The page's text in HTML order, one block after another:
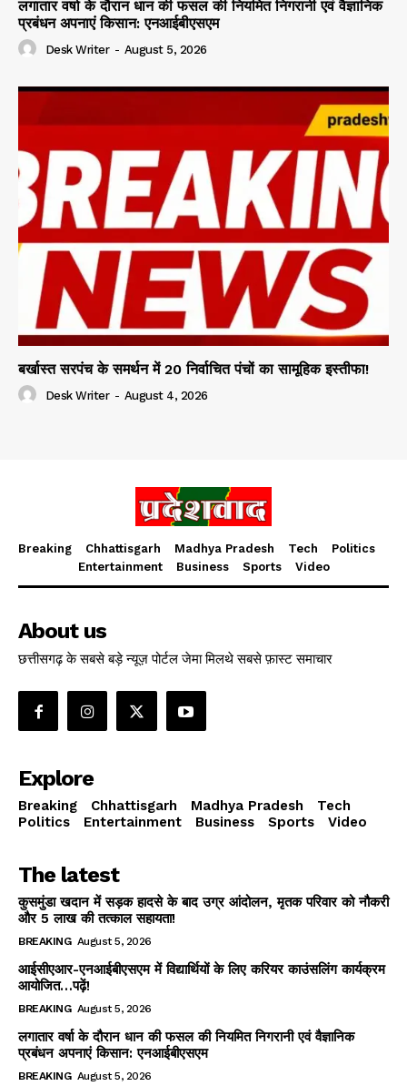
लगातार वर्षा के दौरान धान की फसल की नियमित निगरानी एवं वैज्ञानिक
प्रबंधन अपनाएं किसान: एनआईबीएसएम
Desk Writer - August 5, 2026
बर्खास्त सरपंच के समर्थन में 20 निर्वाचित पंचों का सामूहिक इस्तीफा!
Desk Writer - August 4, 2026
Breaking Chhattisgarh Madhya Pradesh Tech
Politics
Entertainment
Business Sports Video
About us
छत्तीसगढ़ के सबसे बड़े न्यूज़ पोर्टल जेमा मिलथे सबसे फ़ास्ट समाचार
Explore
Breaking Chhattisgarh Madhya Pradesh
Tech
Politics
Entertainment Business Sports Video
The latest
कुसमुंडा खदान में सड़क हादसे के बाद उग्र आंदोलन, मृतक परिवार को नौकरी
और 5 लाख की तत्काल सहायता!
BREAKING August 5, 2026
आईसीएआर-एनआईबीएसएम में विद्यार्थियों के लिए करियर काउंसलिंग कार्यक्रम
आयोजित…पढ़ें!
BREAKING August 5, 2026
लगातार वर्षा के दौरान धान की फसल की नियमित निगरानी एवं वैज्ञानिक
प्रबंधन अपनाएं किसान: एनआईबीएसएम
BREAKING August 5, 2026